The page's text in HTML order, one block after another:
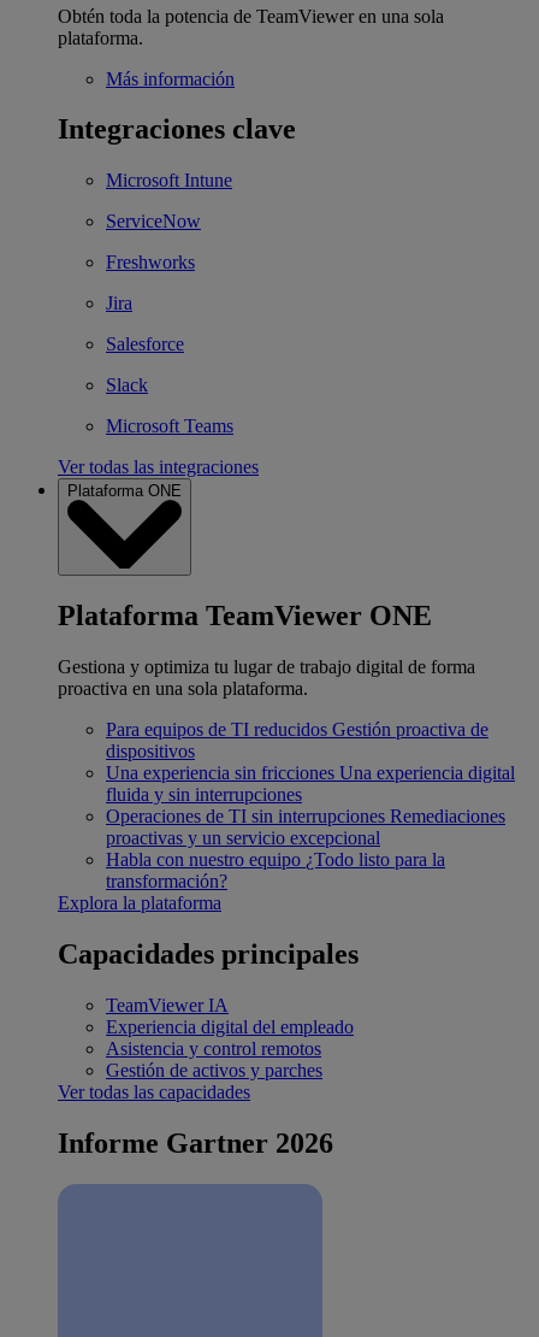
Obtén toda la potencia de TeamViewer en una sola
plataforma.
Más información
Integraciones clave
Microsoft Intune
ServiceNow
Freshworks
Jira
Salesforce
Slack
Microsoft Teams
Ver todas las integraciones
Plataforma ONE
Plataforma TeamViewer ONE
Gestiona y optimiza tu lugar de trabajo digital de forma
proactiva en una sola plataforma.
Para equipos de TI reducidos Gestión proactiva de
dispositivos
Una experiencia sin fricciones Una experiencia digital
fluida y sin interrupciones
Operaciones de TI sin interrupciones Remediaciones
proactivas y un servicio excepcional
Habla con nuestro equipo ¿Todo listo para la
transformación?
Explora la plataforma
Capacidades principales
TeamViewer IA
Experiencia digital del empleado
Asistencia y control remotos
Gestión de activos y parches
Ver todas las capacidades
Informe Gartner 2026